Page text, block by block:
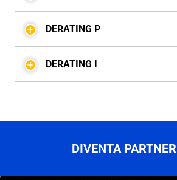
DERATING P
DERATING I
DIVENTA PARTNER